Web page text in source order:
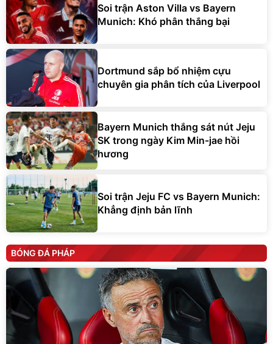
Soi trận Aston Villa vs Bayern
Munich: Khó phân thắng bại
Dortmund sắp bổ nhiệm cựu
chuyên gia phân tích của Liverpool
Bayern Munich thắng sát nút Jeju
SK trong ngày Kim Min-jae hồi
hương
Soi trận Jeju FC vs Bayern Munich:
Khẳng định bản lĩnh
BÓNG ĐÁ PHÁP